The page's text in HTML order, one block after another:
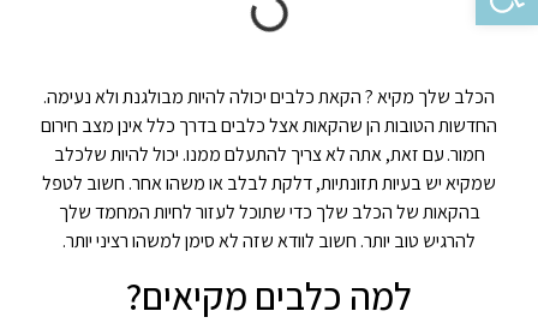
הכלב שלך מקיא ? הקאת כלבים יכולה להיות מבולגנת ולא נעימה.
החדשות הטובות הן שהקאות אצל כלבים בדרך כלל אינן מצב חירום
חמור.עם זאת, אתה לא צריך להתעלם ממנו. יכול להיות שלכלב
שמקיא יש בעיות תזונתיות, דלקת לבלב או משהו אחר. חשוב לטפל
בהקאות של הכלב שלך כדי שתוכל לעזור לחיות המחמד שלך
להרגיש טוב יותר. חשוב לוודא שזה לא סימן למשהו רציני יותר.
למה כלבים מקיאים?